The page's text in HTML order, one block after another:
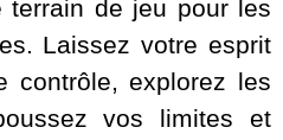
terrain de jeu pour les
Laissez votre esprit
contrôle, explorez les
vos limites et